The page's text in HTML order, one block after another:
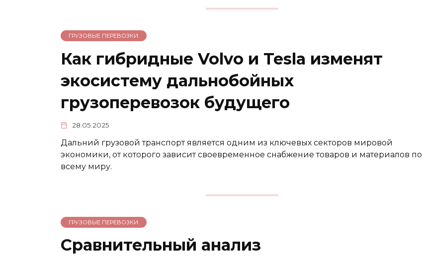
ГРУЗОВЫЕ ПЕРЕВОЗКИ.
Как гибридные Volvo и Tesla изменят
экосистему дальнобойных
грузоперевозок будущего
28.05.2025
Дальний грузовой транспорт является одним из ключевых секторов мировой
экономики, от которого зависит своевременное снабжение товаров и материалов по
всему миру.
ГРУЗОВЫЕ ПЕРЕВОЗКИ.
Сравнительный анализ